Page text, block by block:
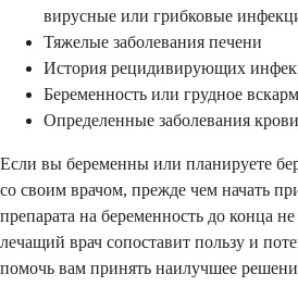
вирусные или грибковые
Тяжелые заболевания печени
История рецидивирующих
Беременность или грудное
Определенные заболевания крови
Если вы беременны или планируете
со своим врачом, прежде чем начать
препарата на беременность до конца
лечащий врач сопоставит пользу и
помочь вам принять наилучшее